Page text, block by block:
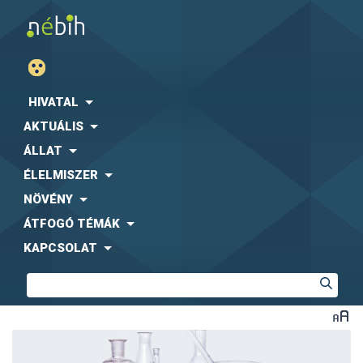
HIVATAL
AKTUÁLIS
ÁLLAT
ÉLELMISZER
NÖVÉNY
ÁTFOGÓ TÉMÁK
KAPCSOLAT